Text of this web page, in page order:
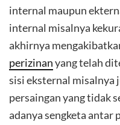
internal maupun
internal misalnya
akhirnya
perizinanyang telah
sisi eksternal misalnya
persaingan yang tidak
adanya sengketa antar